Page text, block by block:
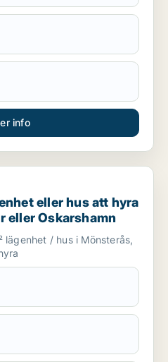
info
hus att hyra i Mönsterås,
eller hus att hyra
eller Oskarshamn
lägenhet / hus i Mönsterås,